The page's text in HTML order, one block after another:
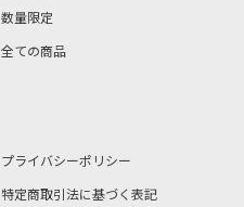
数量限定
全ての商品
プライバシーポリシー
特定商取引法に基づく表記